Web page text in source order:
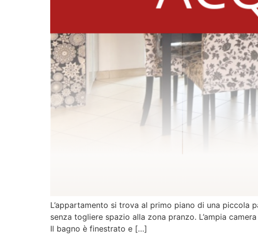
L’appartamento si trova al primo piano di una
senza togliere spazio alla zona pranzo. L’ampia
Il bagno è finestrato e […]